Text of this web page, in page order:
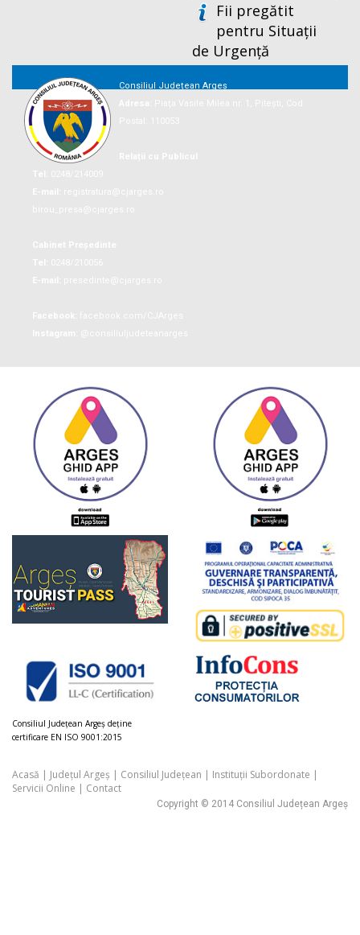
Fii pregătit
pentru Situații
de Urgență
Consiliul Județean Argeș
Consiliul Judeţean Argeș deţine
certificare EN ISO 9001:2015
Acasă | Județul Argeș | Consiliul Județean | Instituții Subordonate |
Servicii Online | Contact
Copyright © 2014 Consiliul Județean Argeș